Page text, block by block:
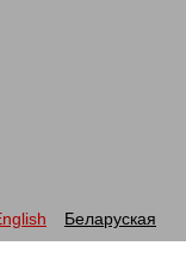
Беларуская